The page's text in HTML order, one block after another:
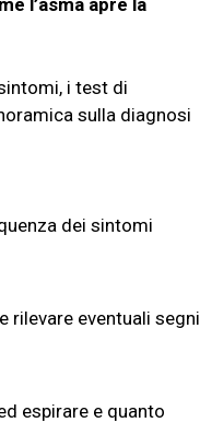
l’asma apre la
i test di
sulla diagnosi
dei sintomi
rilevare eventuali segni
espirare e quanto